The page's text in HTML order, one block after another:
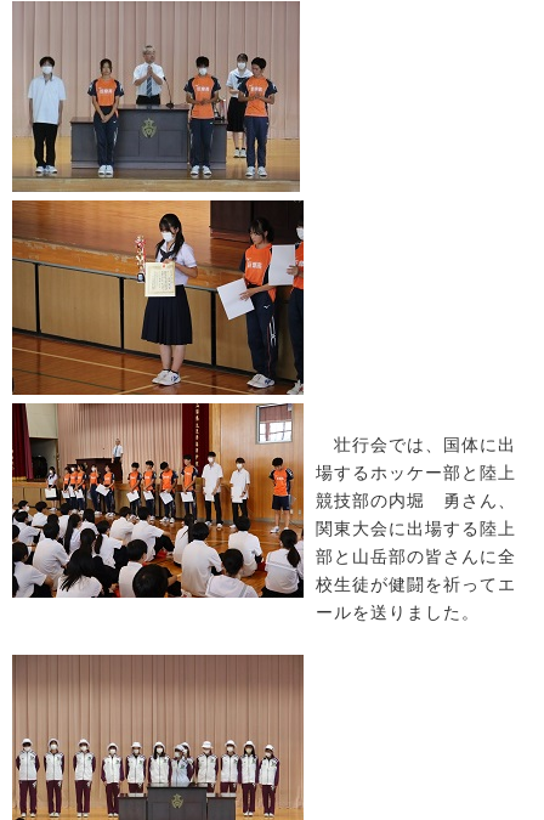
壮行会では、国体に出
場するホッケー部と陸上
競技部の内堀 勇さん、
関東大会に出場する陸上
部と山岳部の皆さんに全
校生徒が健闘を祈ってエ
ールを送りました。